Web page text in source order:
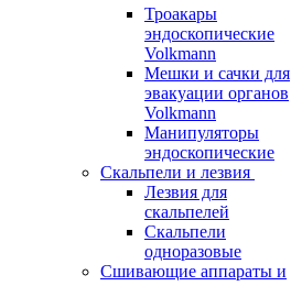
Троакары
эндоскопические
Volkmann
Мешки и сачки для
эвакуации органов
Volkmann
Манипуляторы
эндоскопические
Скальпели и лезвия
Лезвия для
скальпелей
Скальпели
одноразовые
Сшивающие аппараты и